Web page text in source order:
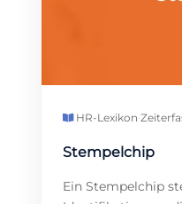
HR-Lexikon·
Stempelchip
Ein Stempelchip